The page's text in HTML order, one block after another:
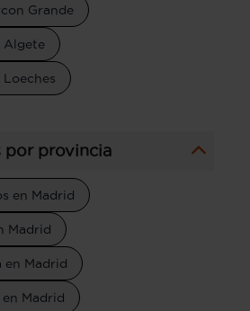
Grande
Algete
por provincia
en Madrid
Madrid
en Madrid
Madrid